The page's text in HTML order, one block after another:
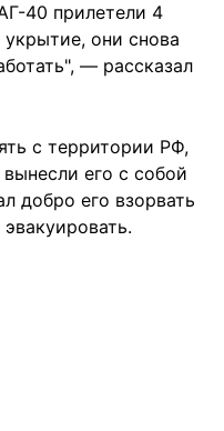
40 прилетели 4
они снова
— рассказал
с территории РФ,
его с собой
добро его взорвать